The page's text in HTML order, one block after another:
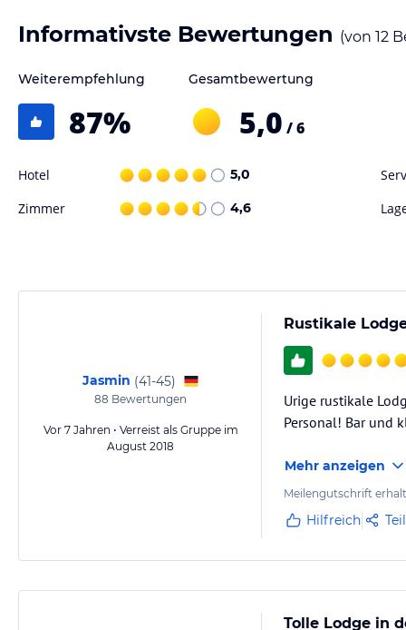
Informativste Bewertungen (von 12
Weiterempfehlung
87%
Gesamtbewertung
5,0 / 6
Hotel 5,0
Zimmer 4,6
Jasmin (41-45)
88 Bewertungen
Vor 7 Jahren • Verreist als Gruppe im
August 2018
Rustikale
Urige rustikale
Personal! Bar und
Mehr anzeigen
Meilengutschrift
Hilfreich
Tolle Lodge in